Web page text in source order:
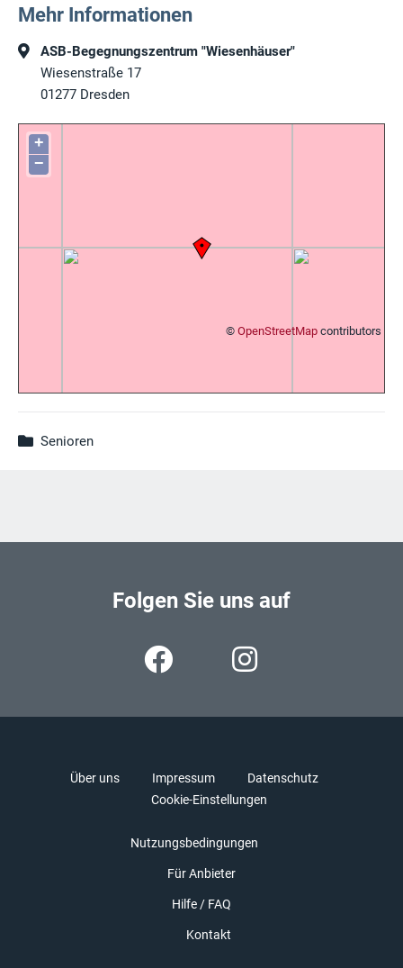
Mehr Informationen
ASB-Begegnungszentrum "Wiesenhäuser"
Wiesenstraße 17
01277 Dresden
+
−
© OpenStreetMap contributors
Senioren
Folgen Sie uns auf
Über uns Impressum
Datenschutz
Cookie-Einstellungen
Nutzungsbedingungen
Für Anbieter
Hilfe / FAQ
Kontakt